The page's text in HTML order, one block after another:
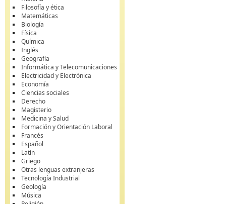
Filosofía y ética
Matemáticas
Biología
Física
Química
Inglés
Geografía
Informática y Telecomunicaciones
Electricidad y Electrónica
Economía
Ciencias sociales
Derecho
Magisterio
Medicina y Salud
Formación y Orientación Laboral
Francés
Español
Latín
Griego
Otras lenguas extranjeras
Tecnología Industrial
Geología
Música